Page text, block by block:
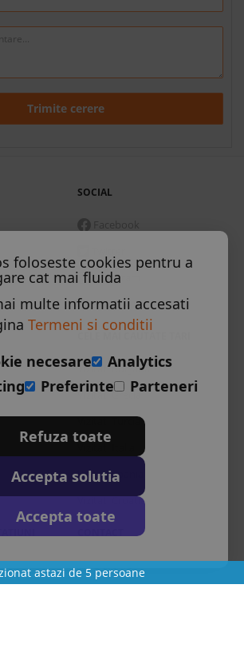
Trimite cerere
SOCIAL
Facebook
Instagram
Skype
Vizitati Bulgaria
Vizitati Grecia
Vizitati Turcia
Vizitati Spania
Vizitati Croatia
L-S: 9-18
foloseste cookies pentru a
cat mai fluida
multe informatii accesati
Termeni si conditii
necesare
Analytics
Preferinte Parteneri
Refuza toate
Accepta solutia
Accepta toate
astazi de 5 persoane